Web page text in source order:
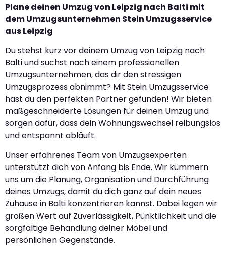
Plane deinen Umzug von Leipzig nach Balti mit
dem Umzugsunternehmen Stein Umzugsservice
aus Leipzig
Du stehst kurz vor deinem Umzug von Leipzig nach
Balti und suchst nach einem professionellen
Umzugsunternehmen, das dir den stressigen
Umzugsprozess abnimmt? Mit Stein Umzugsservice
hast du den perfekten Partner gefunden! Wir bieten
maßgeschneiderte Lösungen für deinen Umzug und
sorgen dafür, dass dein Wohnungswechsel reibungslos
und entspannt abläuft.
Unser erfahrenes Team von Umzugsexperten
unterstützt dich von Anfang bis Ende. Wir kümmern
uns um die Planung, Organisation und Durchführung
deines Umzugs, damit du dich ganz auf dein neues
Zuhause in Balti konzentrieren kannst. Dabei legen wir
großen Wert auf Zuverlässigkeit, Pünktlichkeit und die
sorgfältige Behandlung deiner Möbel und
persönlichen Gegenstände.